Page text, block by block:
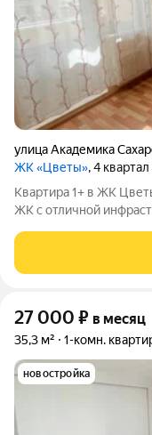
улица Академика
ЖК «Цветы», 4
Квартира 1+ в ЖК
ЖК с отличной
4 гостей. Находится
27 000 ₽ в месяц
35,3 м² 1-комн.
новостройка